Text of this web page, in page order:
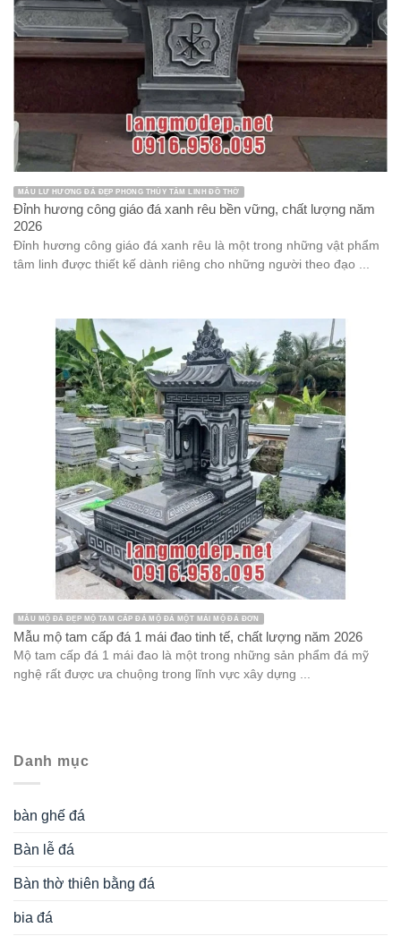
MẪU LƯ HƯƠNG ĐÁ ĐẸP PHONG THỦY TÂM LINH ĐỒ THỜ
Đỉnh hương công giáo đá xanh rêu bền vững, chất lượng năm
2026
Đỉnh hương công giáo đá xanh rêu là một trong những vật phẩm
tâm linh được thiết kế dành riêng cho những người theo đạo ...
MẪU MỘ ĐÁ ĐẸP MỘ TAM CẤP ĐÁ MỘ ĐÁ MỘT MÁI MỘ ĐÁ ĐƠN
Mẫu mộ tam cấp đá 1 mái đao tinh tế, chất lượng năm 2026
Mộ tam cấp đá 1 mái đao là một trong những sản phẩm đá mỹ
nghệ rất được ưa chuộng trong lĩnh vực xây dựng ...
Danh mục
bàn ghế đá
Bàn lễ đá
Bàn thờ thiên bằng đá
bia đá